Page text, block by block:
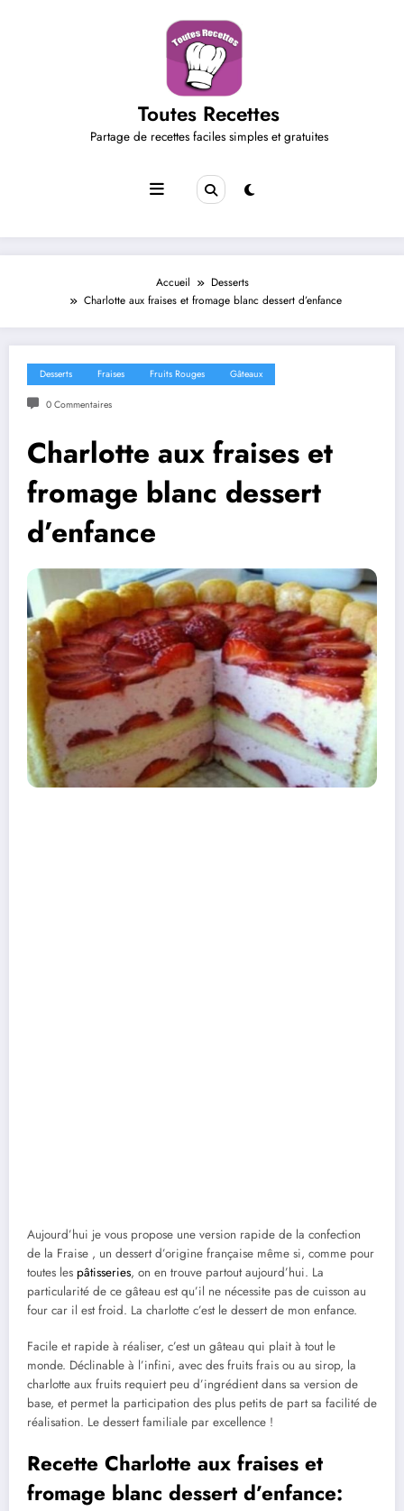
Toutes Recettes
Partage de recettes faciles simples et gratuites
Accueil
Desserts
Charlotte aux fraises et fromage blanc dessert d’enfance
Desserts Fraises Fruits Rouges Gâteaux
0 Commentaires
Charlotte aux fraises et
fromage blanc dessert
d’enfance
Aujourd’hui je vous propose une version rapide de la confection
de la Fraise , un dessert d’origine française même si, comme pour
toutes les pâtisseries, on en trouve partout aujourd’hui. La
particularité de ce gâteau est qu’il ne nécessite pas de cuisson au
four car il est froid. La charlotte c’est le dessert de mon enfance.
Facile et rapide à réaliser, c’est un gâteau qui plait à tout le
monde. Déclinable à l’infini, avec des fruits frais ou au sirop, la
charlotte aux fruits requiert peu d’ingrédient dans sa version de
base, et permet la participation des plus petits de part sa facilité de
réalisation. Le dessert familiale par excellence !
Recette Charlotte aux fraises et
fromage blanc dessert d’enfance: